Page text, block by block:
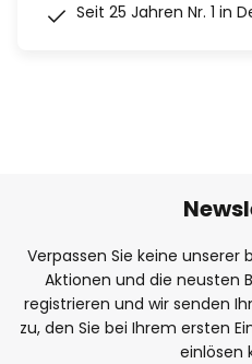
Seit 25 Jahren Nr. 1 in
Verpassen Sie keine unserer
Aktionen und die neusten
registrieren und wir senden
zu, den Sie bei Ihrem ersten
einlösen